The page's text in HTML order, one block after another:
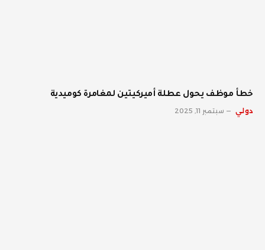
خطأ موظف يحول عطلة أميركيتين لمغامرة كوميدية
دولي سبتمبر 11, 2025